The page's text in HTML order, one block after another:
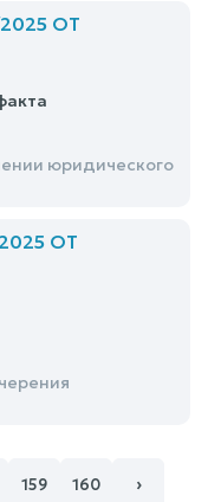
ОТ
юридического
ОТ
159 160 ›